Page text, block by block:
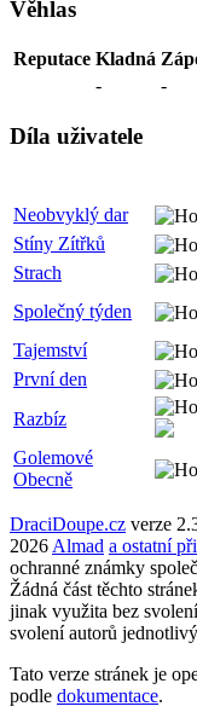
Věhlas
Reputace Kladná
-
-
Díla uživatele
Neobvyklý dar
Stíny Zítřků
Strach
Společný týden
Tajemství
První den
Razbíz
Golemové
Obecně
DraciDoupe.cz verze
2026 Almad a ostatní
ochranné známky
Žádná část těchto
jinak využita bez
svolení autorů
Tato verze stránek je
podle dokumentace.